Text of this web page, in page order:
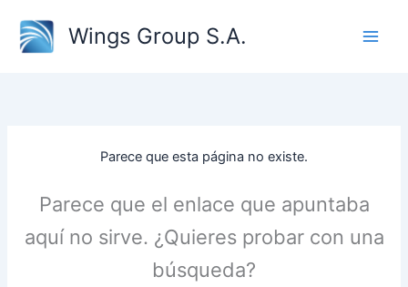
contenido
Wings Group S.A.
Parece que esta página no existe.
Parece que el enlace que apuntaba
aquí no sirve. ¿Quieres probar con una
búsqueda?